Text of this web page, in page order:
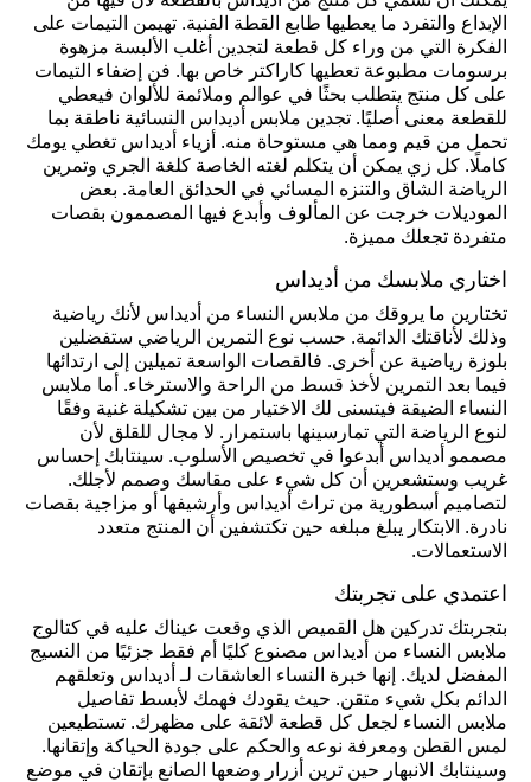
الإبداع والتفرد ما يعطيها طابع القطة الفنية. تهيمن التيمات على
الفكرة التي من وراء كل قطعة لتجدين أغلب الألبسة مزهوة
برسومات مطبوعة تعطيها كاراكتر خاص بها. فن إضفاء التيمات
على كل منتج يتطلب بحثًا في عوالم وملائمة للألوان فيعطي
للقطعة معنى أصليًا. تجدين ملابس أديداس النسائية ناطقة بما
تحمل من قيم ومما هي مستوحاة منه. أزياء أديداس تغطي يومك
كاملًا. كل زي يمكن أن يتكلم لغته الخاصة كلغة الجري وتمرين
الرياضة الشاق والتنزه المسائي في الحدائق العامة. بعض
الموديلات خرجت عن المألوف وأبدع فيها المصممون بقصات
متفردة تجعلك مميزة.
اختاري ملابسك من أديداس
تختارين ما يروقك من ملابس النساء من أديداس لأنك رياضية
وذلك لأناقتك الدائمة. حسب نوع التمرين الرياضي ستفضلين
بلوزة رياضية عن أخرى. فالقصات الواسعة تميلين إلى ارتدائها
فيما بعد التمرين لأخذ قسط من الراحة والاسترخاء. أما ملابس
النساء الضيقة فيتسنى لك الاختيار من بين تشكيلة غنية وفقًا
لنوع الرياضة التي تمارسينها باستمرار. لا مجال للقلق لأن
مصممو أديداس أبدعوا في تخصيص الأسلوب. سينتابك إحساس
غريب وستشعرين أن كل شيء على مقاسك وصمم لأجلك.
لتصاميم أسطورية من تراث أديداس وأرشيفها أو مزاجية بقصات
نادرة. الابتكار يبلغ مبلغه حين تكتشفين أن المنتج متعدد
الاستعمالات.
اعتمدي على تجربتك
بتجربتك تدركين هل القميص الذي وقعت عيناك عليه في كتالوج
ملابس النساء من أديداس مصنوع كليًا أم فقط جزئيًا من النسيج
المفضل لديك. إنها خبرة النساء العاشقات لـ أديداس وتعلقهم
الدائم بكل شيء متقن. حيث يقودك فهمك لأبسط تفاصيل
ملابس النساء لجعل كل قطعة لائقة على مظهرك. تستطيعين
لمس القطن ومعرفة نوعه والحكم على جودة الحياكة وإتقانها.
وسينتابك الانبهار حين ترين أزرار وضعها الصانع بإتقان في موضع